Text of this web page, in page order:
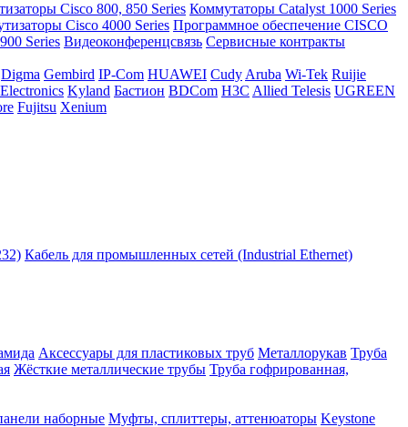
Cisco 800, 850 Series Коммутаторы Catalyst 1000 Series
Cisco 4000 Series Программное обеспечение СISCO
Series Видеоконференцсвязь Сервисные контракты
Digma Gembird IP-Com HUAWEI Cudy Aruba Wi-Tek Ruijie
Kyland Бастион BDCom H3C Allied Telesis UGREEN
Fujitsu Xenium
Кабель для промышленных сетей (Industrial Ethernet)
Аксессуары для пластиковых труб Металлорукав Труба
Жёсткие металлические трубы Труба гофрированная,
наборные Муфты, сплиттеры, аттенюаторы Keystone